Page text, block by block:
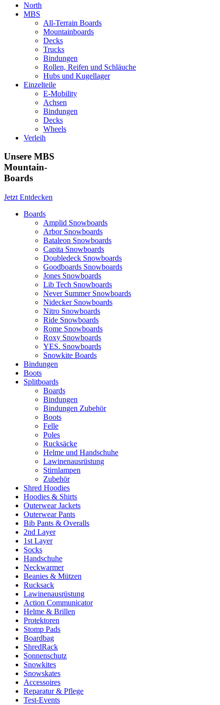
North
MBS
All-Terrain Boards
Mountainboards
Decks
Trucks
Bindungen
Rollen, Reifen und Schläuche
Hubs und Kugellager
Einzelteile
E-Mobility
Achsen
Bindungen
Decks
Wheels
Verleih
Unsere MBS
Mountain-
Boards
Jetzt Entdecken
Boards
Amplid Snowboards
Arbor Snowboards
Bataleon Snowboards
Capita Snowboards
Doubledeck Snowboards
Goodboards Snowboards
Jones Snowboards
Lib Tech Snowboards
Never Summer Snowboards
Nidecker Snowboards
Nitro Snowboards
Ride Snowboards
Rome Snowboards
Roxy Snowboards
YES. Snowboards
Snowkite Boards
Bindungen
Boots
Splitboards
Boards
Bindungen
Bindungen Zubehör
Boots
Felle
Poles
Rucksäcke
Helme und Handschuhe
Lawinenausrüstung
Stirnlampen
Zubehör
Shred Hoodies
Hoodies & Shirts
Outerwear Jackets
Outerwear Pants
Bib Pants & Overalls
2nd Layer
1st Layer
Socks
Handschuhe
Neckwarmer
Beanies & Mützen
Rucksack
Lawinenausrüstung
Action Communicator
Helme & Brillen
Protektoren
Stomp Pads
Boardbag
ShredRack
Sonnenschutz
Snowkites
Snowskates
Accessoires
Reparatur & Pflege
Test-Events